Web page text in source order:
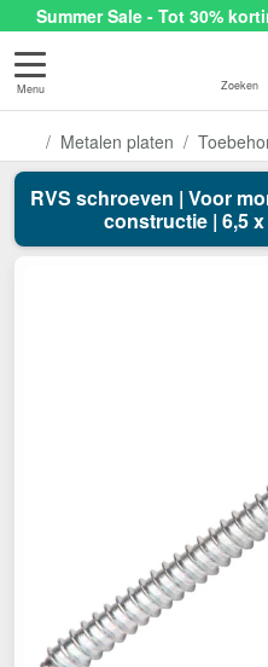
Summer Sale - Tot 30%
Menu Zoeken
Metalen platen
RVS schroeven | Voor
constructie | 6,5